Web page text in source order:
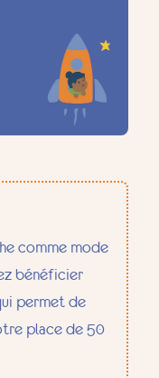
comme mode
bénéficier
permet de
place de 50